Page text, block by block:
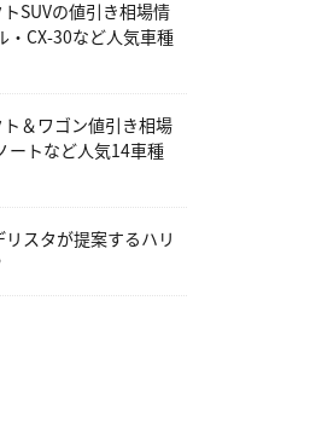
SUVの値引き相場情
・CX-30など人気車種
ト＆ワゴン値引き相場
ートなど人気14車種
スタが提案するハリ